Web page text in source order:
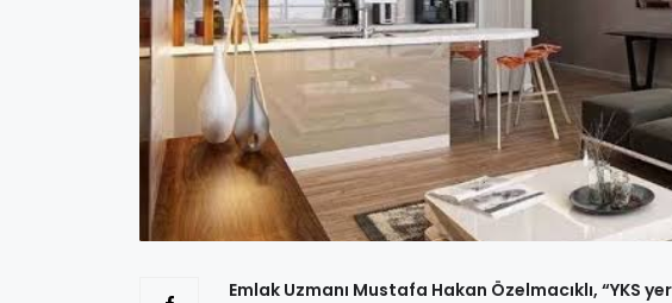
Emlak Uzmanı Mustafa Hakan Özelmacıklı, “YKS